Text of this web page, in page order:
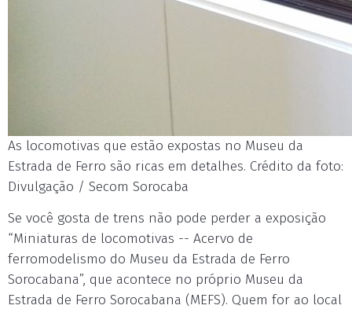
As locomotivas que estão expostas no Museu da
Estrada de Ferro são ricas em detalhes. Crédito da foto:
Divulgação / Secom Sorocaba
Se você gosta de trens não pode perder a exposição
“Miniaturas de locomotivas -- Acervo de
ferromodelismo do Museu da Estrada de Ferro
Sorocabana”, que acontece no próprio Museu da
Estrada de Ferro Sorocabana (MEFS). Quem for ao local